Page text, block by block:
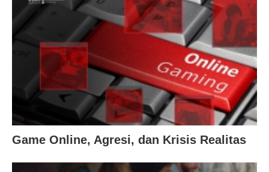
Game Online, Agresi, dan Krisis Realitas